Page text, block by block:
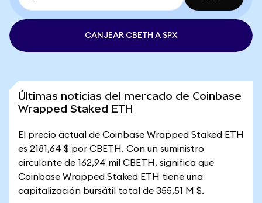
CANJEAR CBETH A SPX
Últimas noticias del mercado de Coinbase
Wrapped Staked ETH
El precio actual de Coinbase Wrapped Staked ETH
es 2181,64 $ por CBETH. Con un suministro
circulante de 162,94 mil CBETH, significa que
Coinbase Wrapped Staked ETH tiene una
capitalización bursátil total de 355,51 M $.